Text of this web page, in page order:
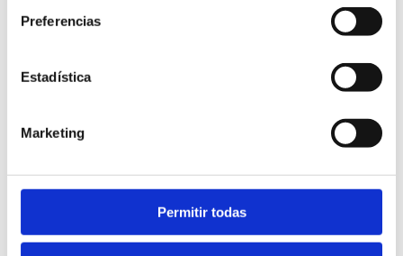
Preferencias
Estadística
Marketing
Permitir todas